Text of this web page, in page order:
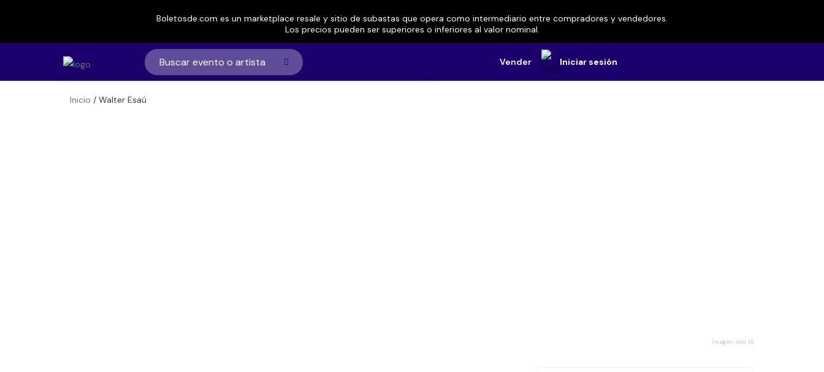
Boletosde.com es un marketplace resale y sitio de subastas que opera como intermediario entre compradores y vendedores.
Los precios pueden ser superiores o inferiores al valor nominal.
Vender Iniciar sesión
Inicio / Walter Esaú
Imagen con IA